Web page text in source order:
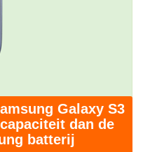
Galaxy S3
dan de
batterij